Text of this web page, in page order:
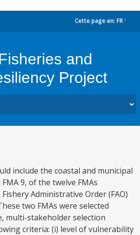
Cette page en: FR
and
Project
include the coastal and municipal
9, of the twelve FMAs
Administrative Order (FAO)
two FMAs were selected
multi-stakeholder selection
criteria: (i) level of vulnerability